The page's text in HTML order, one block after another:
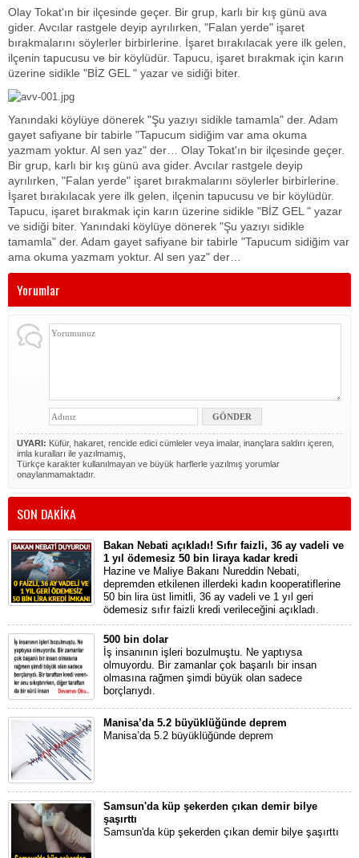
Olay Tokat'ın bir ilçesinde geçer. Bir grup, karlı bir kış günü ava
gider. Avcılar rastgele deyip ayrılırken, "Falan yerde" işaret
bırakmalarını söylerler birbirlerine. İşaret bırakılacak yere ilk gelen,
ilçenin tapucusu ve bir köylüdür. Tapucu, işaret bırakmak için karın
üzerine sidikle "BİZ GEL " yazar ve sidiği biter.
Yanındaki köylüye dönerek "Şu yazıyı sidikle tamamla" der. Adam
gayet safiyane bir tabirle "Tapucum sidiğim var ama okuma
yazmam yoktur. Al sen yaz" der… Olay Tokat'ın bir ilçesinde geçer.
Bir grup, karlı bir kış günü ava gider. Avcılar rastgele deyip
ayrılırken, "Falan yerde" işaret bırakmalarını söylerler birbirlerine.
İşaret bırakılacak yere ilk gelen, ilçenin tapucusu ve bir köylüdür.
Tapucu, işaret bırakmak için karın üzerine sidikle "BİZ GEL " yazar
ve sidiği biter. Yanındaki köylüye dönerek "Şu yazıyı sidikle
tamamla" der. Adam gayet safiyane bir tabirle "Tapucum sidiğim var
ama okuma yazmam yoktur. Al sen yaz" der…
Yorumlar
UYARI: Küfür, hakaret, rencide edici cümleler veya imalar, inançlara saldırı içeren,
imla kuralları ile yazılmamış,
Türkçe karakter kullanılmayan ve büyük harflerle yazılmış yorumlar
onaylanmamaktadır.
SON DAKİKA
Bakan Nebati açıkladı! Sıfır faizli, 36 ay vadeli ve
1 yıl ödemesiz 50 bin liraya kadar kredi
Hazine ve Maliye Bakanı Nureddin Nebati,
depremden etkilenen illerdeki kadın kooperatiflerine
50 bin lira üst limitli, 36 ay vadeli ve 1 yıl geri
ödemesiz sıfır faizli kredi verileceğini açıkladı.
500 bin dolar
İş insanının işleri bozulmuştu. Ne yaptıysa
olmuyordu. Bir zamanlar çok başarılı bir insan
olmasına rağmen şimdi büyük olan sadece
borçlarıydı.
Manisa’da 5.2 büyüklüğünde deprem
Manisa’da 5.2 büyüklüğünde deprem
Samsun'da küp şekerden çıkan demir bilye
şaşırttı
Samsun'da küp şekerden çıkan demir bilye şaşırttı